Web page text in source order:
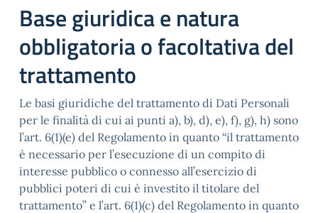
Base giuridica e natura
obbligatoria o facoltativa del
trattamento
Le basi giuridiche del trattamento di Dati Personali
per le finalità di cui ai punti a), b), d), e), f), g), h) sono
l’art. 6(1)(e) del Regolamento in quanto “il trattamento
è necessario per l’esecuzione di un compito di
interesse pubblico o connesso all’esercizio di
pubblici poteri di cui è investito il titolare del
trattamento” e l’art. 6(1)(c) del Regolamento in quanto